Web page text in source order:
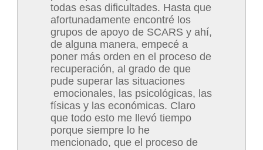
todas esas dificultades. Hasta que
afortunadamente encontré los
grupos de apoyo de SCARS y ahí,
de alguna manera, empecé a
poner más orden en el proceso de
recuperación, al grado de que
pude superar las situaciones
emocionales, las psicológicas, las
físicas y las económicas. Claro
que todo esto me llevó tiempo
porque siempre lo he
mencionado, que el proceso de